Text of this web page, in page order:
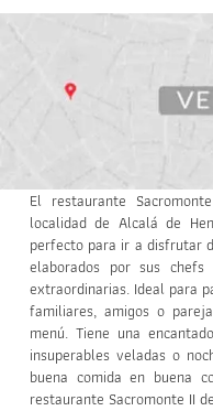
El restaurante
localidad de Alcalá de
perfecto para ir a disfrutar
elaborados por sus chefs
extraordinarias. Ideal para
familiares, amigos o
menú. Tiene una
insuperables veladas o
buena comida en buena
restaurante Sacromonte II